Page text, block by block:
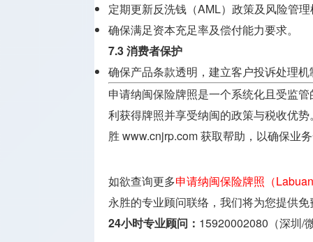
定期更新反洗钱（AML）政策及风险管
确保满足资本充足率及偿付能力要求。
7.3 消费者保护
确保产品条款透明，建立客户投诉处理机
申请纳闽保险牌照是一个系统化且受监
利获得牌照并享受纳闽的政策与税收优
胜www.cnjrp.com获取帮助，以确保业
如欲查询更多申请纳闽保险牌照（
永胜的专业顾问联络，我们将为您提供
24小时专业顾问： 15920002080（深圳/